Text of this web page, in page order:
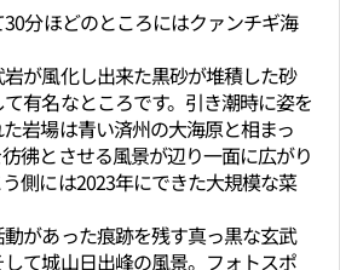
分ほどのところにはクァンチギ海
が風化し出来た黒砂が堆積した砂
有名なところです。引き潮時に姿を
岩場は青い済州の大海原と相まっ
彿とさせる風景が辺り一面に広がり
側には2023年にできた大規模な菜
があった痕跡を残す真っ黒な玄武
て城山日出峰の風景。フォトスポ